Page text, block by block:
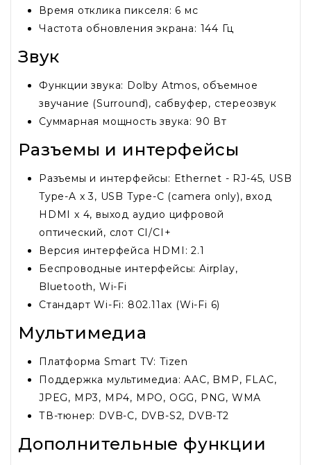
Время отклика пикселя: 6 мс
Частота обновления экрана: 144 Гц
Звук
Функции звука: Dolby Atmos, объемное
звучание (Surround), сабвуфер, стереозвук
Суммарная мощность звука: 90 Вт
Разъемы и интерфейсы
Разъемы и интерфейсы: Ethernet - RJ-45, USB
Type-A x 3, USB Type-C (camera only), вход
HDMI x 4, выход аудио цифровой
оптический, слот CI/CI+
Версия интерфейса HDMI: 2.1
Беспроводные интерфейсы: Airplay,
Bluetooth, Wi-Fi
Стандарт Wi-Fi: 802.11ax (Wi-Fi 6)
Мультимедиа
Платформа Smart TV: Tizen
Поддержка мультимедиа: AAC, BMP, FLAC,
JPEG, MP3, MP4, MPO, OGG, PNG, WMA
ТВ-тюнер: DVB-C, DVB-S2, DVB-T2
Дополнительные функции